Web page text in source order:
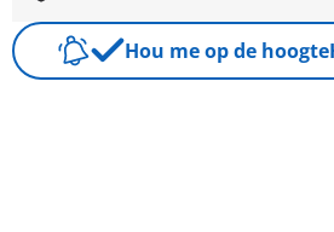
Hou me op de hoogte